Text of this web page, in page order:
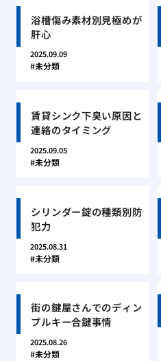
浴槽傷み素材別見極めが
肝心
2025.09.09
未分類
賃貸シンク下臭い原因と
連絡のタイミング
2025.09.05
未分類
シリンダー錠の種類別防
犯力
2025.08.31
未分類
街の鍵屋さんでのディン
プルキー合鍵事情
2025.08.26
未分類